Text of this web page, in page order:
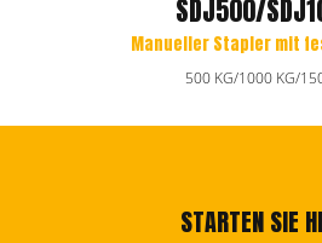
SDJ500/
Manueller Stapler mit
500 KG/1000 KG/
STARTEN SIE